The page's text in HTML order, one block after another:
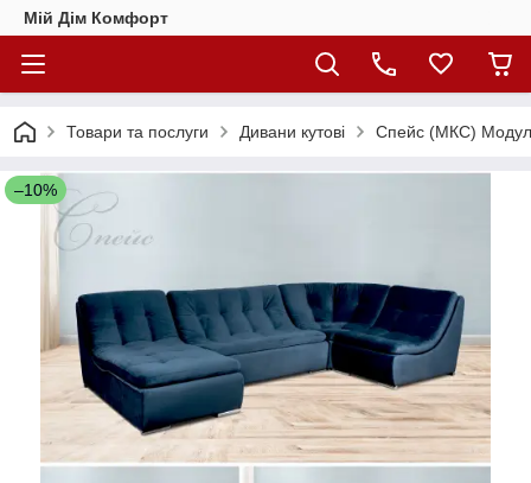
Мій Дім Комфорт
Товари та послуги Дивани кутові Спейс (МКС)
–10%